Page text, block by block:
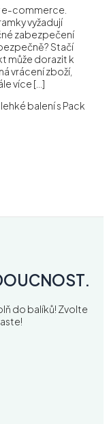
e-commerce.
vyžadují
zabezpečení
Stačí
může dorazit k
vrácení zboží,
více […]
balení s Pack
do balíků! Zvolte